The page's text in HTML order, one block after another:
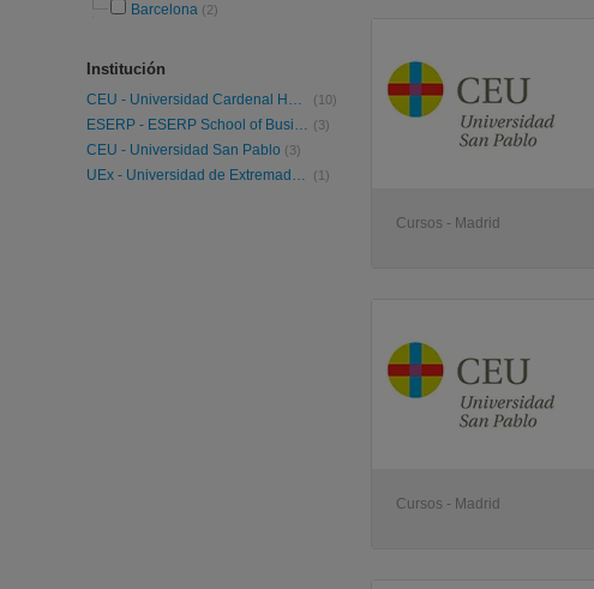
Barcelona (2)
Institución
CEU - Universidad Cardenal Herrera (10)
ESERP - ESERP School of Business and Social Science (3)
CEU - Universidad San Pablo (3)
UEx - Universidad de Extremadura (1)
Cursos - Madrid
Cursos - Madrid